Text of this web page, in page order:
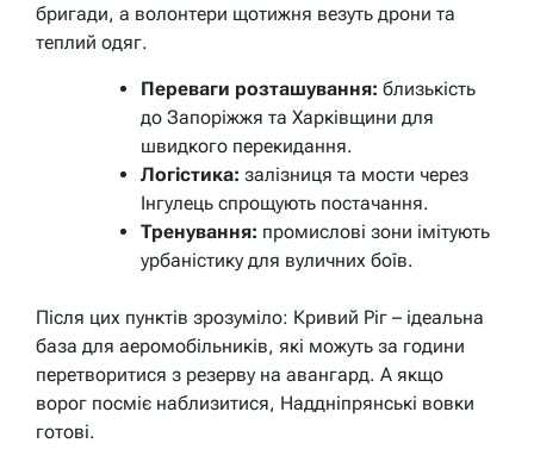
бригади, а волонтери щотижня везуть дрони та
теплий одяг.
Переваги розташування: близькість
до Запоріжжя та Харківщини для
швидкого перекидання.
Логістика: залізниця та мости через
Інгулець спрощують постачання.
Тренування: промислові зони імітують
урбаністику для вуличних боїв.
Після цих пунктів зрозуміло: Кривий Ріг – ідеальна
база для аеромобільників, які можуть за години
перетворитися з резерву на авангард. А якщо
ворог посміє наблизитися, Наддніпрянські вовки
готові.